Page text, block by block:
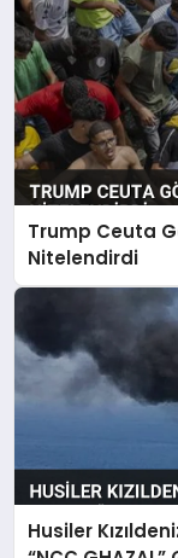
Trump Ceuta
Nitelendirdi
Husiler